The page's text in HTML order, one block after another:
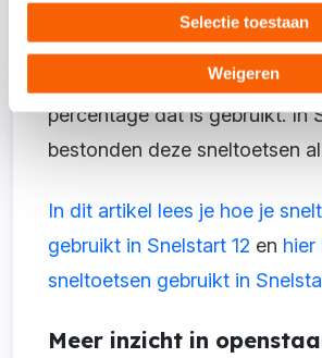
Selectie toestaan
Weigeren
inclusief btw en de sneltoets
bedrag exclusief btw. De
waar mogelijk rekening met
percentage dat is gebruikt. In
bestonden deze sneltoetsen
In dit artikel lees je hoe je
gebruikt in Snelstart 12 en hier
sneltoetsen gebruikt in
Meer inzicht in